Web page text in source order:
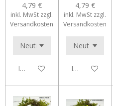
4,79 €
inkl. MwSt zzgl.
Versandkosten
In den Warenkorb
4,79 €
inkl. MwSt zzgl.
Versandkosten
In den